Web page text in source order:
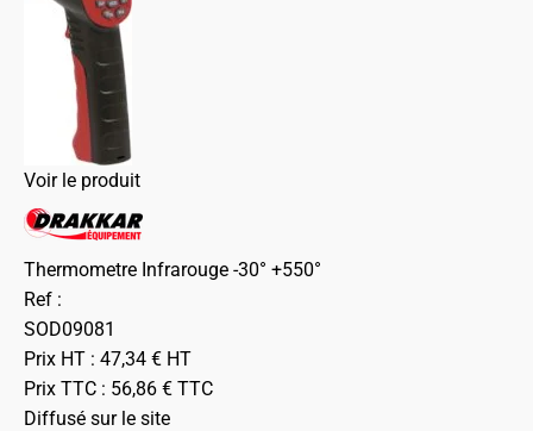
Voir le produit
Thermometre Infrarouge -30° +550°
Ref :
SOD09081
Prix HT : 47,34 € HT
Prix TTC : 56,86 € TTC
Diffusé sur le site